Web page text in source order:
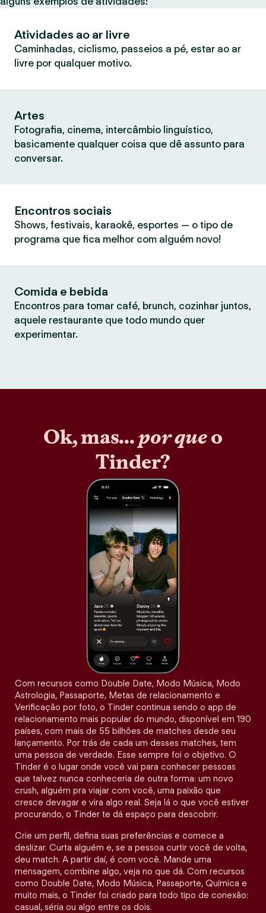
Atividades ao ar livre
Caminhadas, ciclismo, passeios a pé, estar ao ar
livre por qualquer motivo.
Artes
Fotografia, cinema, intercâmbio linguístico,
basicamente qualquer coisa que dê assunto para
conversar.
Encontros sociais
Shows, festivais, karaokê, esportes — o tipo de
programa que fica melhor com alguém novo!
Comida e bebida
Encontros para tomar café, brunch, cozinhar juntos,
aquele restaurante que todo mundo quer
experimentar.
Ok, mas...por queo
Tinder?
Com recursos como Double Date, Modo Música, Modo
Astrologia, Passaporte, Metas de relacionamento e
Verificação por foto, o Tinder continua sendo o app de
relacionamento mais popular do mundo, disponível em 190
países, com mais de 55 bilhões de matches desde seu
lançamento. Por trás de cada um desses matches, tem
uma pessoa de verdade. Esse sempre foi o objetivo. O
Tinder é o lugar onde você vai para conhecer pessoas
que talvez nunca conheceria de outra forma: um novo
crush, alguém pra viajar com você, uma paixão que
cresce devagar e vira algo real. Seja lá o que você estiver
procurando, o Tinder te dá espaço para descobrir.
Crie um perfil, defina suas preferências e comece a
deslizar. Curta alguém e, se a pessoa curtir você de volta,
deu match. A partir daí, é com você. Mande uma
mensagem, combine algo, veja no que dá. Com recursos
como Double Date, Modo Música, Passaporte, Química e
muito mais, o Tinder foi criado para todo tipo de conexão:
casual, séria ou algo entre os dois.